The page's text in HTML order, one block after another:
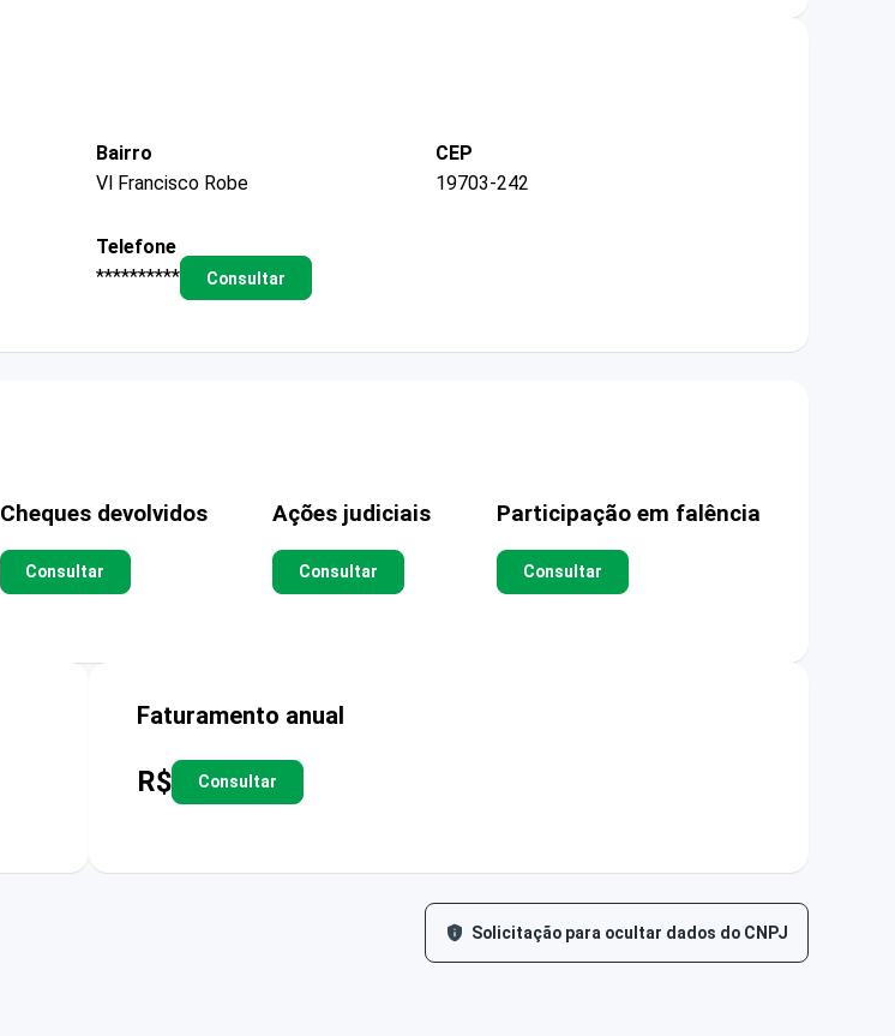
Bairro
Vl Francisco Robe
CEP
19703-242
Telefone
**********
Consultar
Cheques devolvidos
Consultar
Ações judiciais
Consultar
Participação em falência
Consultar
Faturamento anual
R$ Consultar
Solicitação para ocultar dados do CNPJ